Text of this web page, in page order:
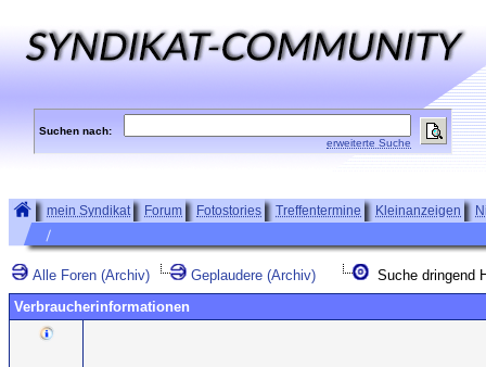
Suchen nach:
erweiterte Suche
mein Syndikat Forum Fotostories Treffentermine Kleinanzeigen
Alle Foren (Archiv) Geplaudere (Archiv)
Suche dringend
Verbraucherinformationen